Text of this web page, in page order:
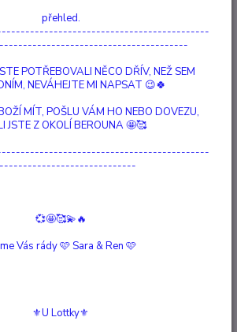
90049
Bavlněná nit, Sklo, Drahokam, Mosaz
16 - 22 cm
Černý Onyx
Stříbrná, Černá
33 min.
přehled.
POTŘEBOVALI NĚCO DŘÍV, NEŽ SEM
NEVÁHEJTE MI NAPSAT 😉🍀
MÍT, POŠLU VÁM HO NEBO DOVEZU,
JSTE Z OKOLÍ BEROUNA 🤩🥰
💞🤩🥰💫🔥
Vás rády 🩷 Sara & Ren 🩷
⚜️U Lottky⚜️